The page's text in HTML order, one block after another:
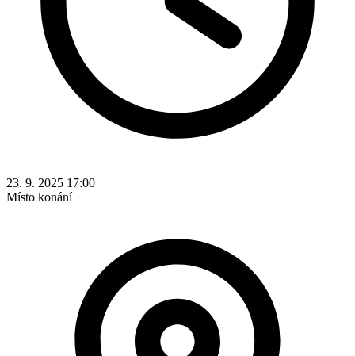
23. 9. 2025 17:00
Místo konání